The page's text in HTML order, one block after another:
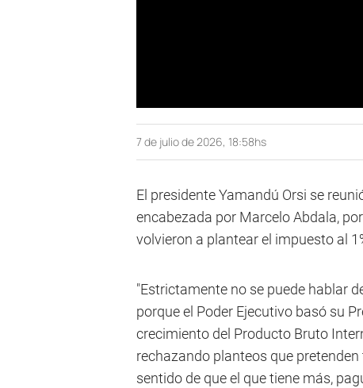
7 de julio de 2026, 18:58hs
El presidente Yamandú Orsi se
encabezada por Marcelo Abdala,
volvieron a plantear el impuesto al
"Estrictamente no se puede hablar
porque el Poder Ejecutivo basó su
crecimiento del Producto Bruto
rechazando planteos que
sentido de que el que tiene más,